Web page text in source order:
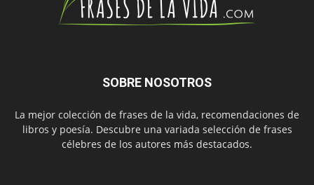
SOBRE NOSOTROS
La mejor colección de frases de la vida, recomendaciones de
libros y poesía. Descubre una variada selección de frases
célebres de los autores más destacados.